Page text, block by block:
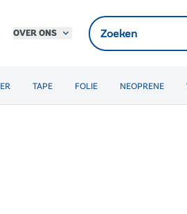
OVER ONS
TAPE FOLIE NEOPRENE